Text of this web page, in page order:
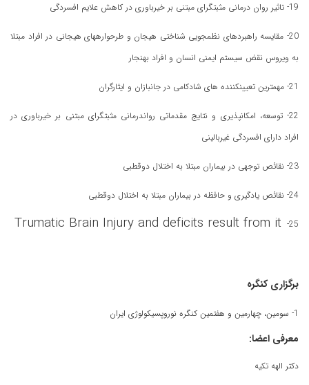
19- تاثیر روان درمانی مثبتگرای مبتنی بر خیرباوری در کاهش علایم افسردگی
20- مقایسه راهبردهای نظمجویی شناختی هیجان و طرحوارههای هیجانی در افراد مبتلا
به ویروس نقض سیستم ایمنی انسان و افراد بهنجار
21- مهمترین تعیینکننده های شادکامی در جانبازان و ایثارگران
22- توسعه، امکانپذیری و نتایج مقدماتی رواندرمانی مثبتگرای مبتنی بر خیرباوری در
افراد دارای افسردگی غیربالینی
23- نقائص توجهی در بیماران مبتلا به اختلال دوقطبی
24- نقائص یادگیری و حافظه در بیماران مبتلا به اختلال دوقطبی
25-
Trumatic Brain Injury and deficits result from it
برگزاری کنگره
1- سومین، چهارمین و هفتمین کنگره نوروپسیکولوژی ایران
معرفی اعضا:
دکتر الهه تکیه